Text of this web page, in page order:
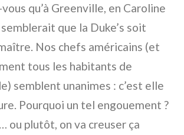
qu’à Greenville, en Caroline
semblerait que la Duke’s soit
Nos chefs américains (et
tous les habitants de
semblent unanimes : c’est elle
Pourquoi un tel engouement ?
ou plutôt, on va creuser ça